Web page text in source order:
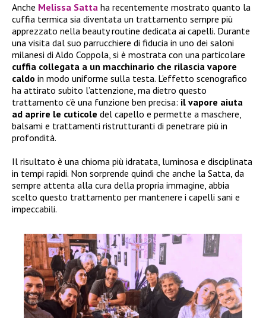
Anche Melissa Satta ha recentemente mostrato quanto la
cuffia termica sia diventata un trattamento sempre più
apprezzato nella beauty routine dedicata ai capelli. Durante
una visita dal suo parrucchiere di fiducia in uno dei saloni
milanesi di Aldo Coppola, si è mostrata con una particolare
cuffia collegata a un macchinario che rilascia vapore
caldo in modo uniforme sulla testa. L’effetto scenografico
ha attirato subito l’attenzione, ma dietro questo
trattamento c’è una funzione ben precisa: il vapore aiuta
ad aprire le cuticole del capello e permette a maschere,
balsami e trattamenti ristrutturanti di penetrare più in
profondità.
Il risultato è una chioma più idratata, luminosa e disciplinata
in tempi rapidi. Non sorprende quindi che anche la Satta, da
sempre attenta alla cura della propria immagine, abbia
scelto questo trattamento per mantenere i capelli sani e
impeccabili.